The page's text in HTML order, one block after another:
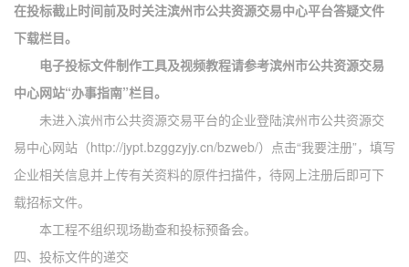
在投标截止时间前及时关注滨州市公共资源交易中心平台答疑文件
下载栏目。
电子投标文件制作工具及视频教程请参考滨州市公共资源交易
中心网站“办事指南”栏目。
未进入滨州市公共资源交易平台的企业登陆滨州市公共资源交
易中心网站（http://jypt.bzggzyjy.cn/bzweb/）点击“我要注册”，填写
企业相关信息并上传有关资料的原件扫描件，待网上注册后即可下
载招标文件。
本工程不组织现场勘查和投标预备会。
四、投标文件的递交